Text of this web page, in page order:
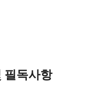
필독사항